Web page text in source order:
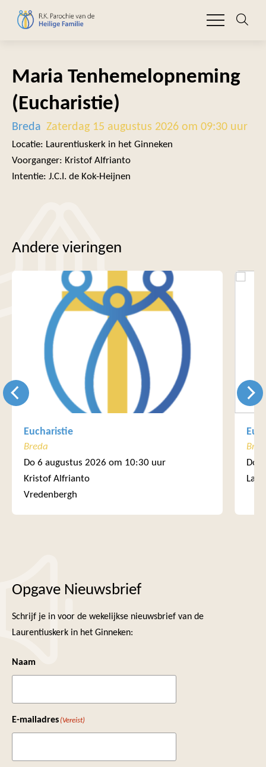
Maria Tenhemelopneming
(Eucharistie)
Breda Zaterdag 15 augustus 2026 om 09:30 uur
Locatie: Laurentiuskerk in het Ginneken
Voorganger: Kristof Alfrianto
Intentie: J.C.I. de Kok-Heijnen
Andere vieringen
Eucharistie
Breda
Do 6 augustus 2026 om 10:30 uur
Kristof Alfrianto
Vredenbergh
Do
Opgave Nieuwsbrief
Schrijf je in voor de wekelijkse nieuwsbrief van de
Laurentiuskerk in het Ginneken:
Naam
E-mailadres (Vereist)